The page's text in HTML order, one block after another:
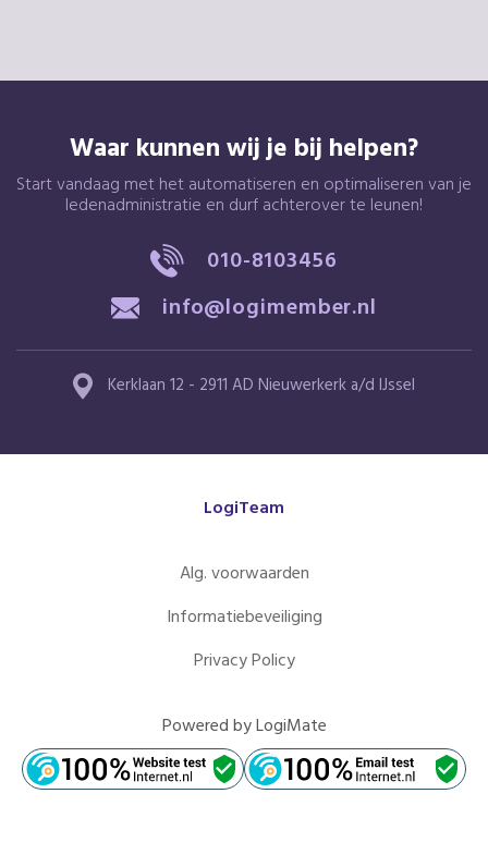
Waar kunnen wij je bij helpen?
Start vandaag met het automatiseren en optimaliseren van je
ledenadministratie en durf achterover te leunen!
010-8103456
info@logimember.nl
Kerklaan 12 - 2911 AD Nieuwerkerk a/d IJssel
LogiTeam
Alg. voorwaarden
Informatiebeveiliging
Privacy Policy
Powered byLogiMate